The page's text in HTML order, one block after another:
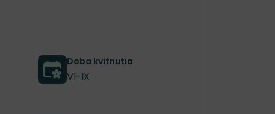
Doba kvitnutia
VI-IX